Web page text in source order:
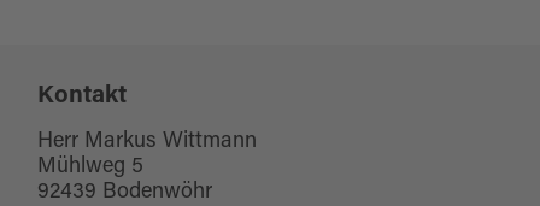
für Gruppen
Kontakt
Herr Markus Wittmann
Mühlweg 5
92439 Bodenwöhr